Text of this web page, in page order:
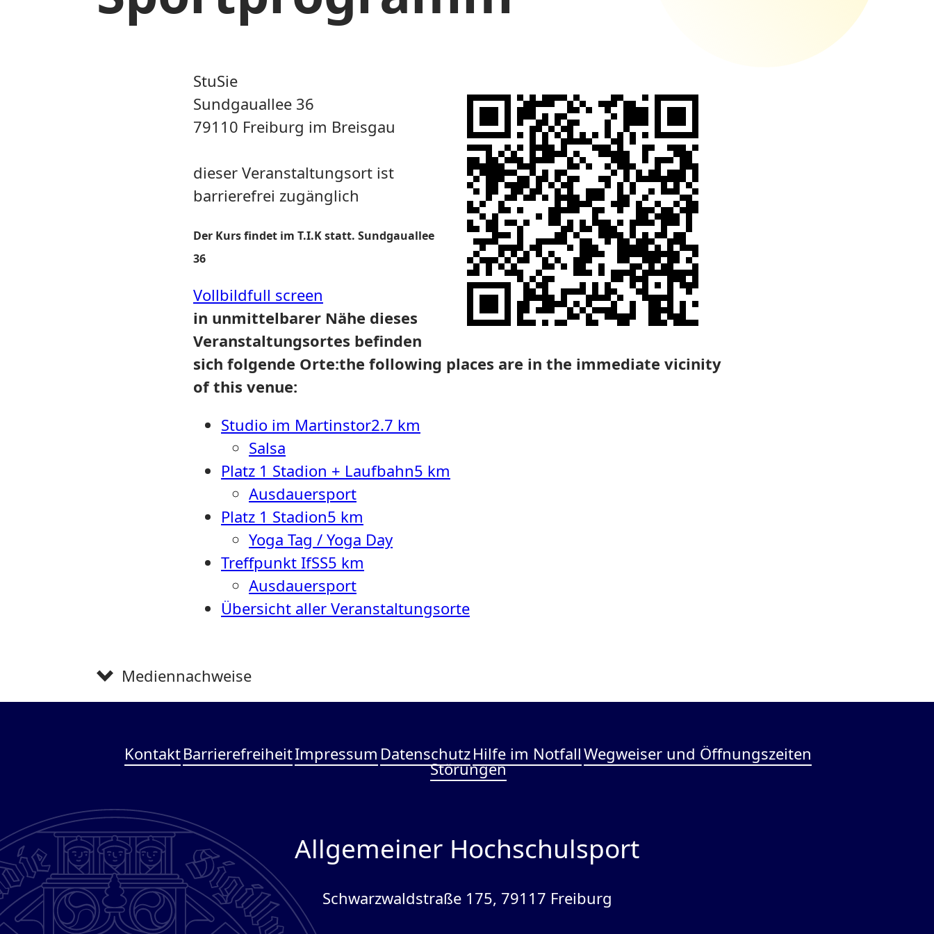
StuSie
Sundgauallee 36
79110 Freiburg im Breisgau
dieser Veranstaltungsort ist
barrierefrei zugänglich
Der Kurs findet im T.I.K statt. Sundgauallee
36
Vollbildfull screen
in unmittelbarer Nähe dieses
Veranstaltungsortes befinden
sich folgende Orte:the following places are in the immediate vicinity
of this venue:
Studio im Martinstor2.7 km
Salsa
Platz 1 Stadion + Laufbahn5 km
Ausdauersport
Platz 1 Stadion5 km
Yoga Tag / Yoga Day
Treffpunkt IfSS5 km
Ausdauersport
Übersicht aller Veranstaltungsorte
Mediennachweise
KontaktBarrierefreiheitImpressum DatenschutzHilfe im NotfallWegweiser und Öffnungszeiten
Störungen
Allgemeiner Hochschulsport
Schwarzwaldstraße 175, 79117 Freiburg